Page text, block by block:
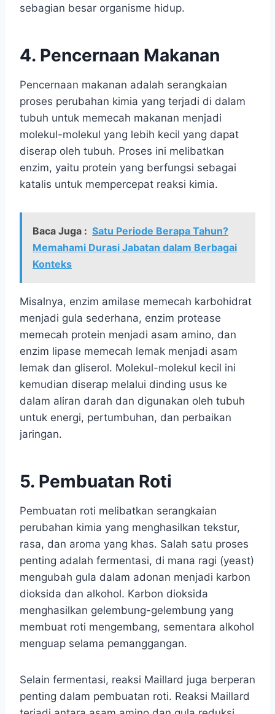
sebagian besar organisme hidup.
4. Pencernaan Makanan
Pencernaan makanan adalah serangkaian
proses perubahan kimia yang terjadi di dalam
tubuh untuk memecah makanan menjadi
molekul-molekul yang lebih kecil yang dapat
diserap oleh tubuh. Proses ini melibatkan
enzim, yaitu protein yang berfungsi sebagai
katalis untuk mempercepat reaksi kimia.
Baca Juga : Satu Periode Berapa Tahun?
Memahami Durasi Jabatan dalam Berbagai
Konteks
Misalnya, enzim amilase memecah karbohidrat
menjadi gula sederhana, enzim protease
memecah protein menjadi asam amino, dan
enzim lipase memecah lemak menjadi asam
lemak dan gliserol. Molekul-molekul kecil ini
kemudian diserap melalui dinding usus ke
dalam aliran darah dan digunakan oleh tubuh
untuk energi, pertumbuhan, dan perbaikan
jaringan.
5. Pembuatan Roti
Pembuatan roti melibatkan serangkaian
perubahan kimia yang menghasilkan tekstur,
rasa, dan aroma yang khas. Salah satu proses
penting adalah fermentasi, di mana ragi (yeast)
mengubah gula dalam adonan menjadi karbon
dioksida dan alkohol. Karbon dioksida
menghasilkan gelembung-gelembung yang
membuat roti mengembang, sementara alkohol
menguap selama pemanggangan.
Selain fermentasi, reaksi Maillard juga berperan
penting dalam pembuatan roti. Reaksi Maillard